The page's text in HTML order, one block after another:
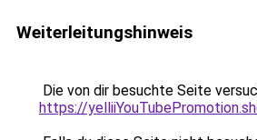
Weiterleitungshinweis
Die von dir besuchte Seite
https://